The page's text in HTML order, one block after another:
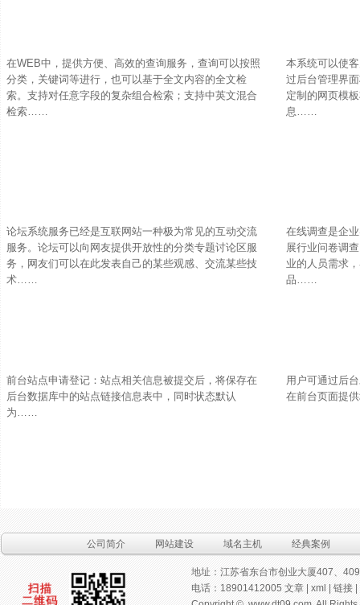
在WEB中，提供方便、高效的查询服务，查询可以按照
分类，关键词等进行，也可以基于全文内容的全文检
索。支持对任意字段的复杂组合检索；支持中英文混合
检索……
本系统可以使
过后台管理界
定制的网页模
息……
论坛系统服务已经是互联网站一种极为常见的互动交流
服务。论坛可以向网友提供开放性的分类专题讨论区服
务，网友们可以在此发表自己的某些观感、交流某些技
术……
在线调查是企
展行业问卷调
业的人员需求
品……
前台站点申请登记：站点相关信息被提交后，将保存在
后台数据库中的站点链接信息表中，同时状态默认
为……
用户可通过后
在前台页面提
公司简介 网站建设 域名主机 经典案例
地址：江苏省东台市创业大厦407、
电话：18901412005 文章| xml 链接|